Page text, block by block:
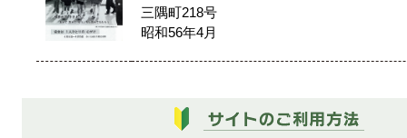
三隅町218号
昭和56年4月